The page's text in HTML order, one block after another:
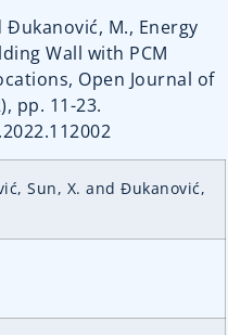
Đukanović, M., Energy
Wall with PCM
Open Journal of
pp. 11-23.
Sun, X. and Đukanović,